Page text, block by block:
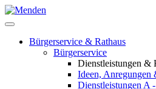
Bürgerservice & Rathaus
Bürgerservice
Dienstleistungen &
Ideen, Anregungen
Dienstleistungen A